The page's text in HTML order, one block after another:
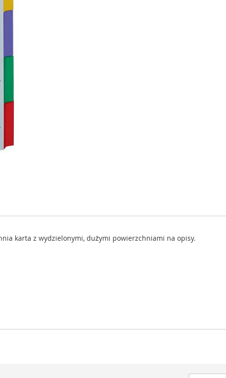
karta z wydzielonymi, dużymi powierzchniami na opisy.